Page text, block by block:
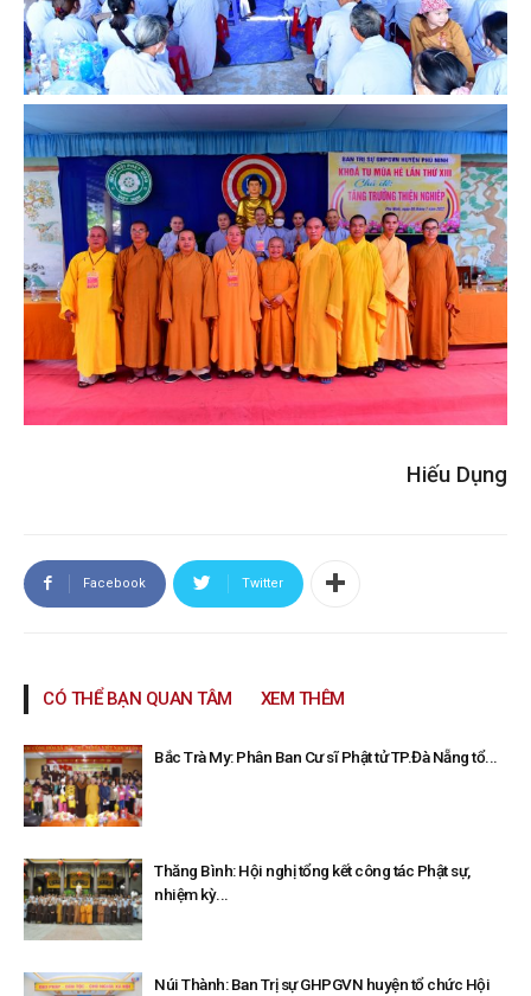
Hiếu Dụng
Facebook Twitter
CÓ THỂ BẠN QUAN TÂM XEM THÊM
Bắc Trà My: Phân Ban Cư sĩ Phật tử TP.Đà Nẵng tổ...
Thăng Bình: Hội nghị tổng kết công tác Phật sự,
nhiệm kỳ...
Núi Thành: Ban Trị sự GHPGVN huyện tổ chức Hội